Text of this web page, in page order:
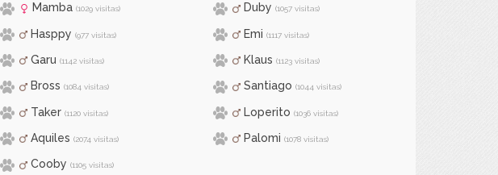
Mamba (1029 visitas) Duby (1057 visitas)
Hasppy (977 visitas) Emi (1117 visitas)
Garu (1142 visitas) Klaus (1123 visitas)
Bross (1084 visitas) Santiago (1044 visitas)
Taker (1120 visitas) Loperito (1036 visitas)
Aquiles (2074 visitas) Palomi (1078 visitas)
Cooby (1105 visitas)